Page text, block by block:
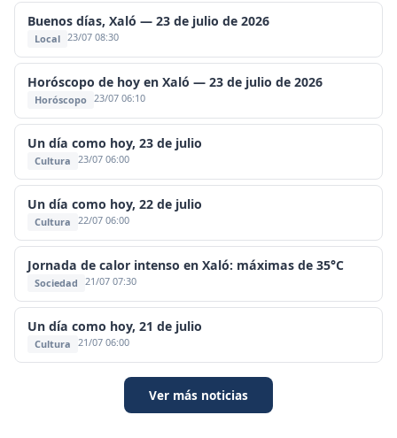
Buenos días, Xaló — 23 de julio de 2026
Local 23/07 08:30
Horóscopo de hoy en Xaló — 23 de julio de 2026
Horóscopo 23/07 06:10
Un día como hoy, 23 de julio
Cultura 23/07 06:00
Un día como hoy, 22 de julio
Cultura 22/07 06:00
Jornada de calor intenso en Xaló: máximas de 35°C
Sociedad 21/07 07:30
Un día como hoy, 21 de julio
Cultura 21/07 06:00
Ver más noticias